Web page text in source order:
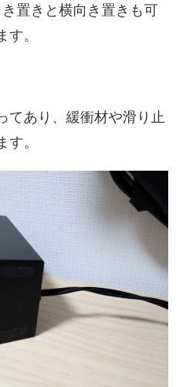
置きと横向き置きも可
。
てあり、緩衝材や滑り止
。